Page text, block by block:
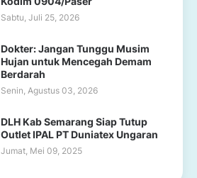
Sabtu, Juli 25, 2026
Dokter: Jangan Tunggu Musim
Hujan untuk Mencegah Demam
Berdarah
Senin, Agustus 03, 2026
DLH Kab Semarang Siap Tutup
Outlet IPAL PT Duniatex Ungaran
Jumat, Mei 09, 2025